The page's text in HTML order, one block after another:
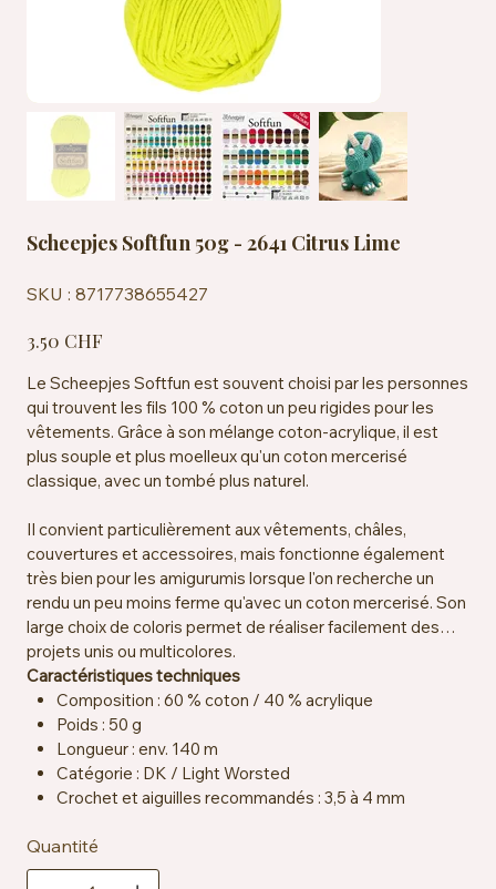
Scheepjes Softfun 50g - 2641 Citrus Lime
SKU : 8717738655427
8717738655427
3.50 CHF
Le Scheepjes Softfun est souvent choisi par les personnes
qui trouvent les fils 100 % coton un peu rigides pour les
vêtements. Grâce à son mélange coton-acrylique, il est
plus souple et plus moelleux qu'un coton mercerisé
classique, avec un tombé plus naturel.
Il convient particulièrement aux vêtements, châles,
couvertures et accessoires, mais fonctionne également
très bien pour les amigurumis lorsque l'on recherche un
rendu un peu moins ferme qu'avec un coton mercerisé. Son
large choix de coloris permet de réaliser facilement des
projets unis ou multicolores.
Caractéristiques techniques
Composition : 60 % coton / 40 % acrylique
Poids : 50 g
Longueur : env. 140 m
Catégorie : DK / Light Worsted
Crochet et aiguilles recommandés : 3,5 à 4 mm
Certification : OEKO-TEX® Standard 100
Entretien : lavable en machine à 30 °C
Quantité